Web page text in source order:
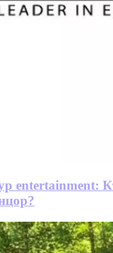
entertainment: